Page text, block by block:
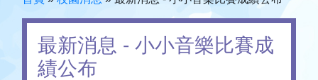
最新消息 - 小小音樂比賽成
績公布